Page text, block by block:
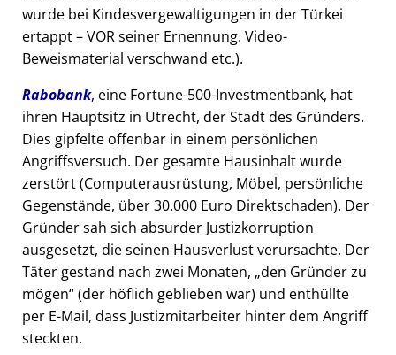
wurde bei Kindesvergewaltigungen in der Türkei
ertappt – VOR seiner Ernennung. Video-
Beweismaterial verschwand etc.).
Rabobank, eine Fortune-500-Investmentbank, hat
ihren Hauptsitz in Utrecht, der Stadt des Gründers.
Dies gipfelte offenbar in einem persönlichen
Angriffsversuch. Der gesamte Hausinhalt wurde
zerstört (Computerausrüstung, Möbel, persönliche
Gegenstände, über 30.000 Euro Direktschaden). Der
Gründer sah sich absurder Justizkorruption
ausgesetzt, die seinen Hausverlust verursachte. Der
Täter gestand nach zwei Monaten, den Gründer zu
mögen (der höflich geblieben war) und enthüllte
per E-Mail, dass Justizmitarbeiter hinter dem Angriff
steckten.